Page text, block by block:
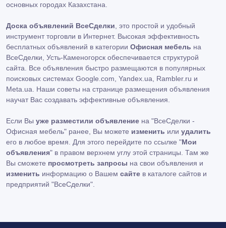
основных городах Казахстана.
Доска объявлений ВсеСделки , это простой и удобный
инструмент торговли в Интернет. Высокая эффективность
бесплатных объявлений в категории Офисная мебель на
ВсеСделки, Усть-Каменогорск обеспечивается структурой
сайта. Все объявления быстро размещаются в популярных
поисковых системах Google.com, Yandex.ua, Rambler.ru и
Meta.ua. Наши советы на странице размещения объявления
научат Вас создавать эффективные объявления.
Если Вы уже разместили объявление на "ВсеСделки -
Офисная мебель" ранее, Вы можете изменить или удалить
его в любое время. Для этого перейдите по ссылке "Мои
объявления" в правом верхнем углу этой страницы. Там же
Вы сможете просмотреть запросы на свои объявления и
изменить информацию о Вашем сайте в каталоге сайтов и
предприятий "ВсеСделки".